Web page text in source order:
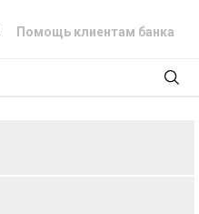
Помощь клиентам банка